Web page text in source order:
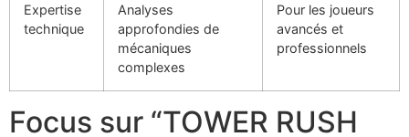
Expertise
technique
Analyses
approfondies de
mécaniques
complexes
Pour les joueurs
avancés et
professionnels
Focus sur “TOWER RUSH